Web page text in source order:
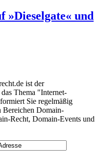
»Dieselgate« und
ist der
Thema "Internet-
Sie regelmäßig
Bereichen Domain-
Recht, Domain-Events und